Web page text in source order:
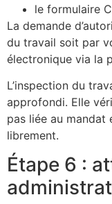
le formulaire
La demande
du travail soit par
électronique via la
L’inspection du
approfondi. Elle
pas liée au mandat
librement.
Étape 6 :